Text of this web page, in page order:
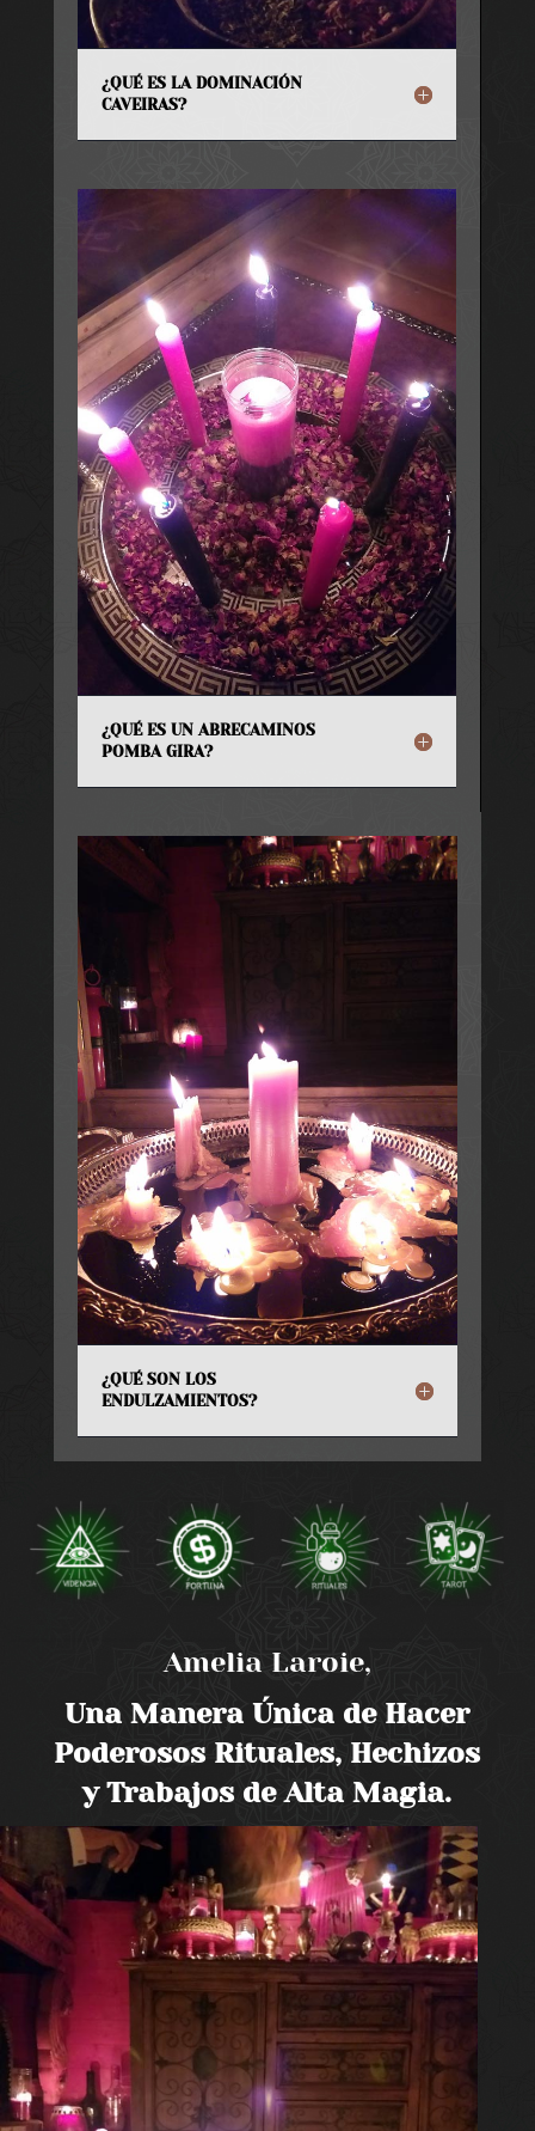
¿QUÉ ES LA DOMINACIÓN
CAVEIRAS?
¿QUÉ ES UN ABRECAMINOS
POMBA GIRA?
¿QUÉ SON LOS
ENDULZAMIENTOS?
Amelia Laroie,
Una Manera Única de Hacer
Poderosos Rituales, Hechizos
y Trabajos de Alta Magia.